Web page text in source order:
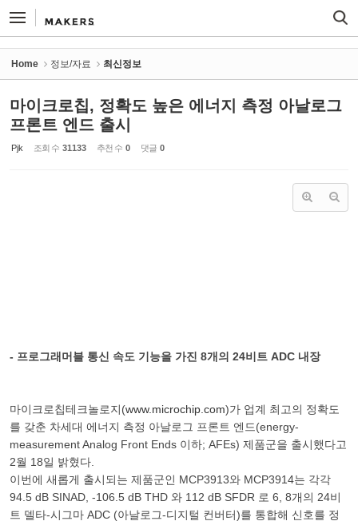
Home 정보/자료 최신정보
마이크로칩, 정확도 높은 에너지 측정 아날로그
프론트 엔드 출시
Pjk 조회 수 31133 추천 수 0 댓글 0
- 프로그래머블 통신 속도 기능을 가진 8개의 24비트 ADC 내장
마이크로칩테크놀로지(www.microchip.com)가 업계 최고의 정확도
를 갖춘 차세대 에너지 측정 아날로그 프론트 엔드(energy-
measurement Analog Front Ends 이하; AFEs) 제품군을 출시했다고
2월 18일 밝혔다.
이번에 새롭게 출시되는 제품군인 MCP3913와 MCP3914는 각각
94.5 dB SINAD, -106.5 dB THD 와 112 dB SFDR 로 6, 8개의 24비
트 델타-시그마 ADC (아날로그-디지털 컨버터)를 통합해 신호를 정